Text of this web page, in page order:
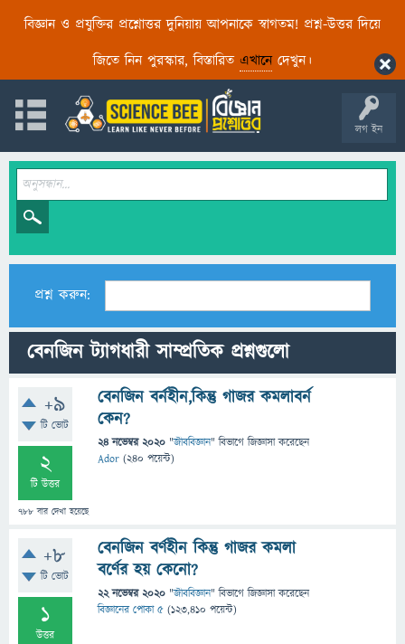
বিজ্ঞান ও প্রযুক্তির প্রশ্নোত্তর দুনিয়ায় আপনাকে স্বাগতম! প্রশ্ন-উত্তর দিয়ে
জিতে নিন পুরস্কার, বিস্তারিত এখানেদেখুন।
লগ ইন
প্রশ্ন করুন:
বেনজিন ট্যাগধারী সাম্প্রতিক প্রশ্নগুলো
+9
টি ভোট
2
টি উত্তর
788 বার দেখা হয়েছে
বেনজিন বর্নহীন,কিন্তু গাজর কমলাবর্ন
কেন?
24 নভেম্বর 2020 "জীববিজ্ঞান" বিভাগে জিজ্ঞাসাকরেছেন
Ador (240 পয়েন্ট)
+8
টি ভোট
1
উত্তর
বেনজিন বর্ণহীন কিন্তু গাজর কমলা
বর্ণের হয় কেনো?
22 নভেম্বর 2020 "জীববিজ্ঞান" বিভাগে জিজ্ঞাসাকরেছেন
বিজ্ঞানের পোকা ৫ (123,410 পয়েন্ট)